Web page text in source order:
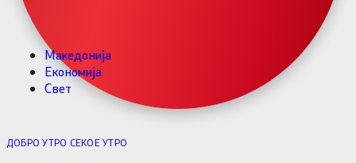
Македонија
Економија
Свет
ДОБРО УТРО СЕКОЕ УТРО